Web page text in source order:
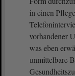
in einen
vorhandener
was eben
unmittelbare